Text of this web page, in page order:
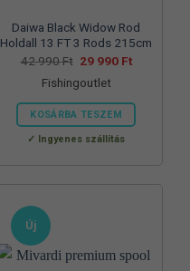
Daiwa Black Widow Rod
Holdall 13 FT 3 Rods 215cm
42 990Ft Original
was:
990 Ft.
29 990 FtCurrent
990 Ft.
Fishingoutlet
KOSÁRBA TESZEM
Ingyenes szállítás
Új